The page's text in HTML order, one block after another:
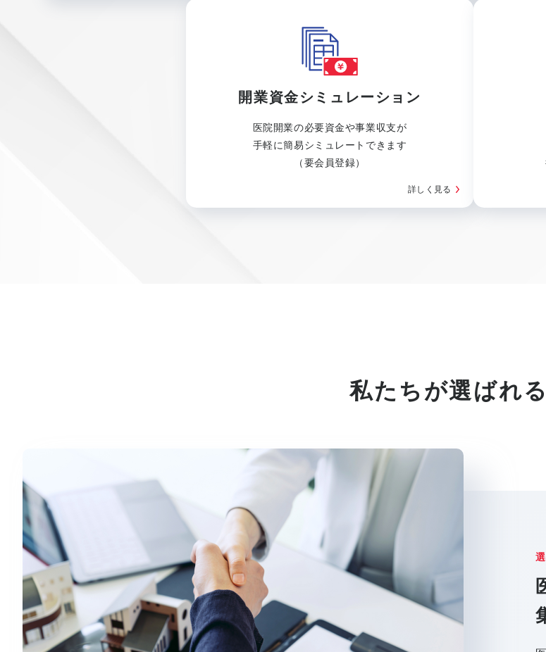
開業資金シミュレーション
医院開業の必要資金や事業収支が
手軽に簡易シミュレートできます
（要会員登録）
詳しく見る
私たちが選ばれ